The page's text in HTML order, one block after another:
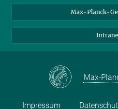
Schulen
Studierende
YouTube
Max-Planck-
Max-
Impressum